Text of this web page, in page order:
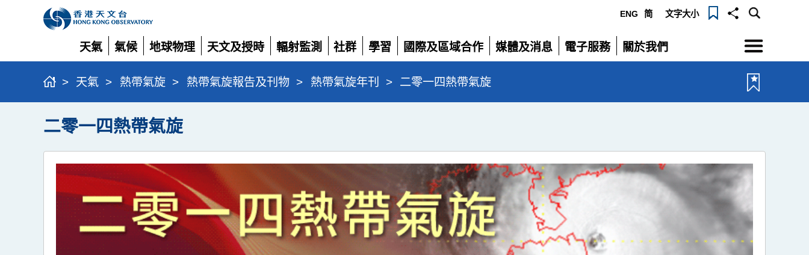
ENG 简 文字大小
天氣
展
開
氣候
展
開
地球物理
展
開
天文及授時
展
開
輻射監測
展
開
社群
展
開
學習
展
開
國際及區域合作
展
開
媒體及消息
展
電子服務
展
關於我們
展
選
單
> 天氣 > 熱帶氣旋 > 熱帶氣旋報告及刊物 > 熱帶氣旋年刊 > 二零一四熱帶氣旋
二零一四熱帶氣旋